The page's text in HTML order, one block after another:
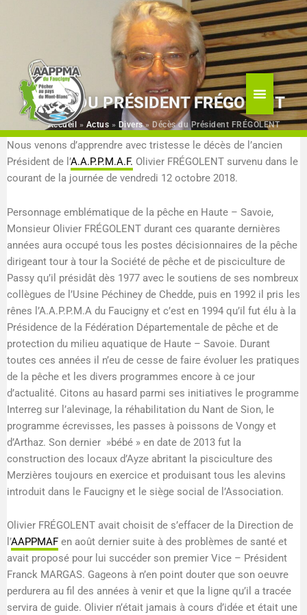
DÉCÈS DU PRÉSIDENT FRÉGOLENT
Accueil » Actus » Divers» Décès du Président FRÉGOLENT
Nous venons d’apprendre avec tristesse le décès de l’ancien
Président de l’A.A.P.P.M.A.F. Olivier FRÉGOLENT survenu dans le
courant de la journée de vendredi 12 octobre 2018.
Personnage emblématique de la pêche en Haute – Savoie,
Monsieur Olivier FRÉGOLENT durant ces quarante dernières
années aura occupé tous les postes décisionnaires de la pêche
dirigeant tour à tour la Société de pêche et de pisciculture de
Passy qu’il présidât dès 1977 avec le soutiens de ses nombreux
collègues de l’Usine Péchiney de Chedde, puis en 1992 il pris les
rênes l’A.A.P.P.M.A du Faucigny et c’est en 1994 qu’il fut élu à la
Présidence de la Fédération Départementale de pêche et de
protection du milieu aquatique de Haute – Savoie. Durant
toutes ces années il n’eu de cesse de faire évoluer les pratiques
de la pêche et les divers programmes encore à ce jour
d’actualité. Citons au hasard parmi ses initiatives le programme
Interreg sur l’alevinage, la réhabilitation du Nant de Sion, le
programme écrevisses, les passes à poissons de Vongy et
d’Arthaz. Son dernier »bébé » en date de 2013 fut la
construction des locaux d’Ayze abritant la pisciculture des
Merzières toujours en exercice et produisant tous les alevins
introduit dans le Faucigny et le siège social de l’Association.
Olivier FRÉGOLENT avait choisit de s’effacer de la Direction de
l’AAPPMAF en août dernier suite à des problèmes de santé et
avait proposé pour lui succéder son premier Vice – Président
Franck MARGAS. Gageons à n’en point douter que son oeuvre
perdurera au fil des années à venir et que la ligne qu’il a tracée
servira de guide. Olivier n’était jamais à cours d’idée et était une